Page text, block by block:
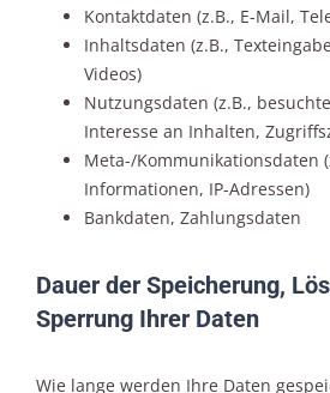
Kontaktdaten (z.B., E-Mail,
Inhaltsdaten (z.B.,
Videos)
Nutzungsdaten (z.B.,
Interesse an Inhalten,
Meta-/Kommunikationsdaten
Informationen, IP-Adressen)
Bankdaten, Zahlungsdaten
Dauer der Speicherung,
Sperrung Ihrer Daten
Wie lange werden Ihre Daten